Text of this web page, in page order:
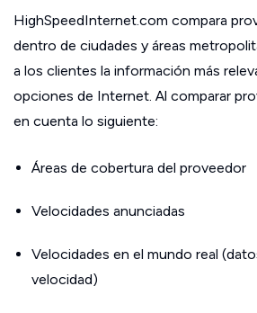
HighSpeedInternet.com compara
dentro de ciudades y áreas
a los clientes la información más
opciones de Internet. Al comparar
en cuenta lo siguiente:
Áreas de cobertura del proveedor
Velocidades anunciadas
Velocidades en el mundo real
velocidad)